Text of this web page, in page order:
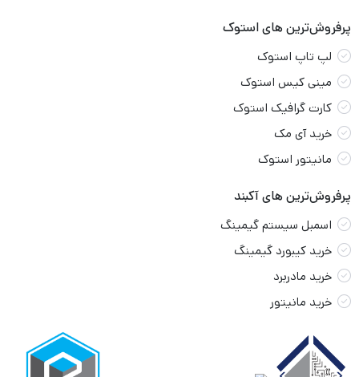
پرفروش‌ترین های استوک
لپ تاپ استوک
مینی کیس استوک
کارت گرافیک استوک
خرید آی مک
مانیتور استوک
پرفروش‌ترین های آکبند
اسمبل سیستم گیمینگ
خرید کیبورد گیمینگ
خرید مادربرد
خرید مانیتور